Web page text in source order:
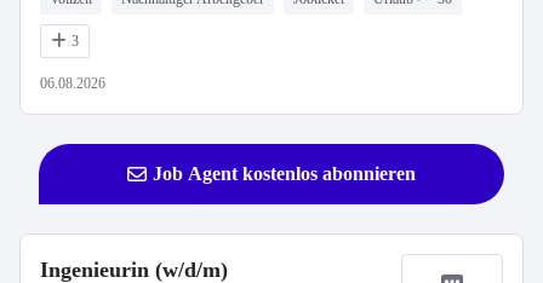
3
06.08.2026
Job Agent kostenlos abonnieren
Ingenieurin (w/d/m)